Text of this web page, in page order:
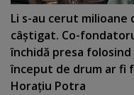
Li s-au cerut
câştigat. Co-
închidă presa
început de drum ar fi
Horaţiu Potra